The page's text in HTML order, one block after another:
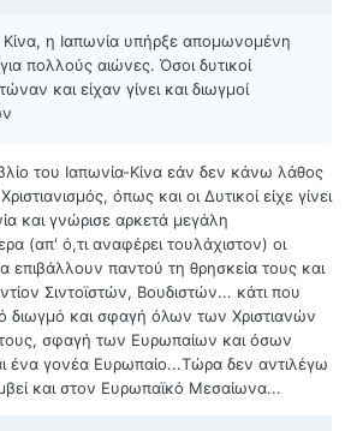
Κίνα, η Ιαπωνία υπήρξε απομωνομένη
πολλούς αιώνες. Όσοι δυτικοί
και είχαν γίνει και διωγμοί
του Ιαπωνία-Κίνα εάν δεν κάνω λάθος
όπως και οι Δυτικοί είχε γίνει
και γνώρισε αρκετά μεγάλη
(απ' ό,τι αναφέρει τουλάχιστον) οι
επιβάλλουν παντού τη θρησκεία τους και
Σιντοϊστών, Βουδιστών... κάτι που
διωγμό και σφαγή όλων των Χριστιανών
τους, σφαγή των Ευρωπαίων και όσων
ένα γονέα Ευρωπαίο...Τώρα δεν αντιλέγω
και στον Ευρωπαϊκό Μεσαίωνα...